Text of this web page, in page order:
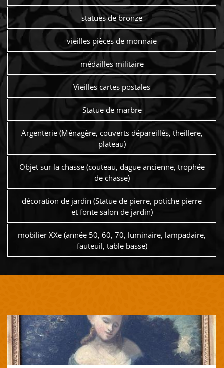
statues de bronze
vieilles pièces de monnaie
médailles militaire
Vieilles cartes postales
Statue de marbre
Argenterie (Ménagère, couverts dépareillés, theillere,
plateau)
Objet sur la chasse (couteau, dague ancienne, trophée
de chasse)
décoration de jardin (Statue de pierre, potiche pierre
et fonte salon de jardin)
mobilier XXe (année 50, 60, 70, luminaire, lampadaire,
fauteuil, table basse)